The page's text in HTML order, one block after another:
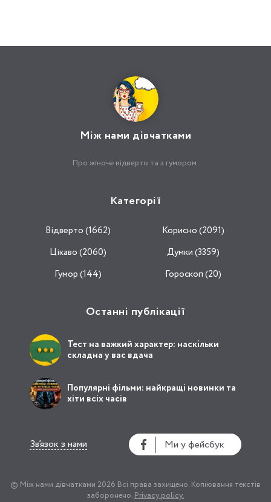
Між нами дівчатками
Про жіноче відверто та з гумором.
Категорії
Відвертo (1662)
Корисно (2091)
Цікаво (2060)
Думки (3359)
Гумор (144)
Гороскоп (20)
Останні публікації
Тест на важкий характер: наскільки
складна у вас вдача
Популярні фільми: найкращі новинки та
хіти всіх часів
Ми у фейсбук
Зв’язок з нами
© Між нами дівчатками 2026 Всі права захищено. Копіювання текстів
заборонено.Privacy policy.